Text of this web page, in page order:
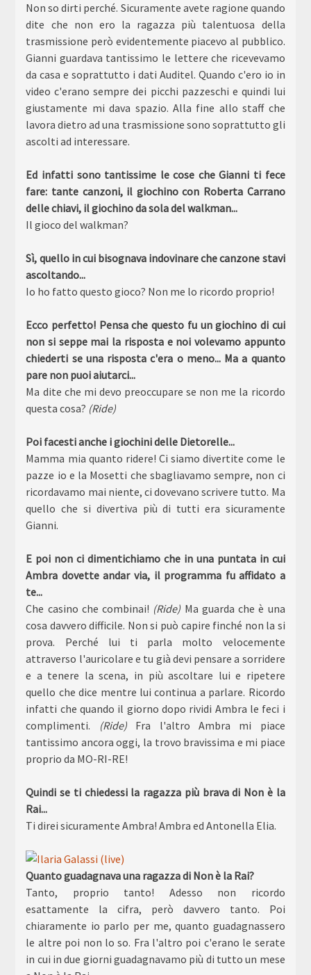
Non so dirti perché. Sicuramente avete ragione quando
dite che non ero la ragazza più talentuosa della
trasmissione però evidentemente piacevo al pubblico.
Gianni guardava tantissimo le lettere che ricevevamo
da casa e soprattutto i dati Auditel. Quando c'ero io in
video c'erano sempre dei picchi pazzeschi e quindi lui
giustamente mi dava spazio. Alla fine allo staff che
lavora dietro ad una trasmissione sono soprattutto gli
ascolti ad interessare.
Ed infatti sono tantissime le cose che Gianni ti fece
fare: tante canzoni, il giochino con Roberta Carrano
delle chiavi, il giochino da sola del walkman...
Il gioco del walkman?
Sì, quello in cui bisognava indovinare che canzone stavi
ascoltando...
Io ho fatto questo gioco? Non me lo ricordo proprio!
Ecco perfetto! Pensa che questo fu un giochino di cui
non si seppe mai la risposta e noi volevamo appunto
chiederti se una risposta c'era o meno... Ma a quanto
pare non puoi aiutarci...
Ma dite che mi devo preoccupare se non me la ricordo
questa cosa? (Ride)
Poi facesti anche i giochini delle Dietorelle...
Mamma mia quanto ridere! Ci siamo divertite come le
pazze io e la Mosetti che sbagliavamo sempre, non ci
ricordavamo mai niente, ci dovevano scrivere tutto. Ma
quello che si divertiva più di tutti era sicuramente
Gianni.
E poi non ci dimentichiamo che in una puntata in cui
Ambra dovette andar via, il programma fu affidato a
te...
Che casino che combinai! (Ride) Ma guarda che è una
cosa davvero difficile. Non si può capire finché non la si
prova. Perché lui ti parla molto velocemente
attraverso l'auricolare e tu già devi pensare a sorridere
e a tenere la scena, in più ascoltare lui e ripetere
quello che dice mentre lui continua a parlare. Ricordo
infatti che quando il giorno dopo rividi Ambra le feci i
complimenti.
(Ride)Fra l'altro Ambra mi piace
tantissimo ancora oggi, la trovo bravissima e mi piace
proprio da MO-RI-RE!
Quindi se ti chiedessi la ragazza più brava di Non è la
Rai...
Ti direi sicuramente Ambra! Ambra ed Antonella Elia.
Quanto guadagnava una ragazza di Non è la Rai?
Tanto, proprio tanto! Adesso non ricordo
esattamente la cifra, però davvero tanto. Poi
chiaramente io parlo per me, quanto guadagnassero
le altre poi non lo so. Fra l'altro poi c'erano le serate
in cui in due giorni guadagnavamo più di tutto un mese